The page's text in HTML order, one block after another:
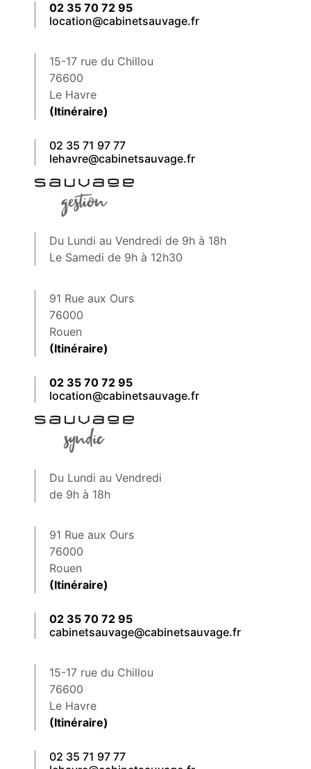
02 35 70 72 95
location@cabinetsauvage.fr
15-17 rue du Chillou
76600
Le Havre
(Itinéraire)
02 35 71 97 77
lehavre@cabinetsauvage.fr
Du Lundi au Vendredi de 9h à 18h
Le Samedi de 9h à 12h30
91 Rue aux Ours
76000
Rouen
(Itinéraire)
02 35 70 72 95
location@cabinetsauvage.fr
Du Lundi au Vendredi
de 9h à 18h
91 Rue aux Ours
76000
Rouen
(Itinéraire)
02 35 70 72 95
cabinetsauvage@cabinetsauvage.fr
15-17 rue du Chillou
76600
Le Havre
(Itinéraire)
02 35 71 97 77